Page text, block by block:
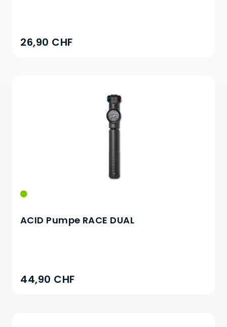
26,90 CHF
ACID Pumpe RACE DUAL
44,90 CHF